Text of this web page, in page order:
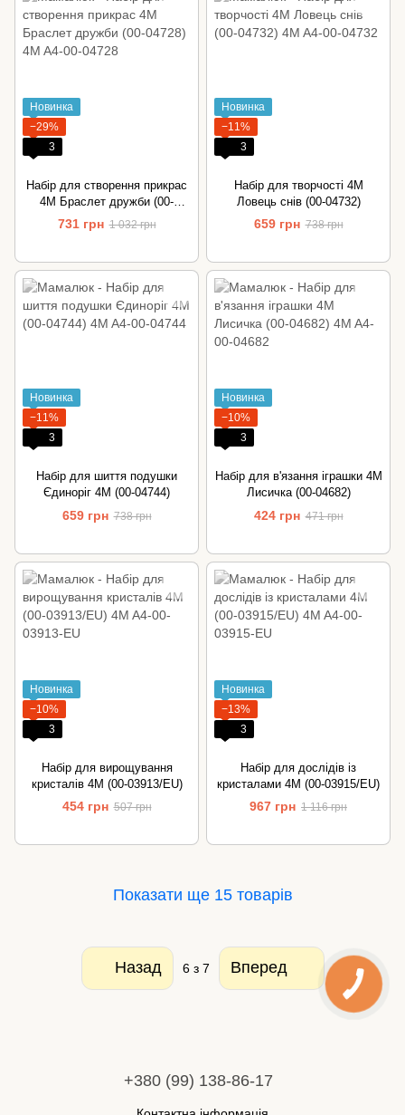
Новинка
−29%
3
Набір для створення прикрас
4M Браслет дружби (00-
04728)
731 грн 1 032 грн
Новинка
−11%
3
Набір для творчості 4M
Ловець снів (00-04732)
659 грн 738 грн
Новинка
−11%
3
Набір для шиття подушки
Єдиноріг 4M (00-04744)
659 грн 738 грн
Новинка
−10%
3
Набір для в'язання іграшки 4M
Лисичка (00-04682)
424 грн 471 грн
Новинка
−10%
3
Набір для вирощування
кристалів 4M (00-03913/EU)
454 грн 507 грн
Новинка
−13%
3
Набір для дослідів із
кристалами 4M (00-03915/EU)
967 грн 1 116 грн
Показати ще 15 товарів
Назад 6з 7 Вперед
+380 (99) 138-86-17